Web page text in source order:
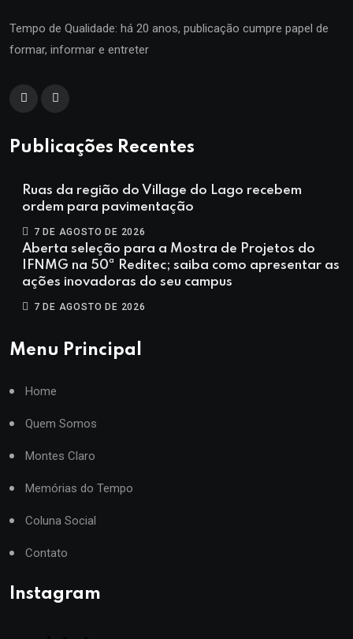
Tempo de Qualidade: há 20 anos, publicação cumpre papel de
formar, informar e entreter
Publicações Recentes
Ruas da região do Village do Lago recebem
ordem para pavimentação
7 DE AGOSTO DE 2026
Aberta seleção para a Mostra de Projetos do
IFNMG na 50ª Reditec; saiba como apresentar as
ações inovadoras do seu campus
7 DE AGOSTO DE 2026
Menu Principal
Home
Quem Somos
Montes Claro
Memórias do Tempo
Coluna Social
Contato
Instagram